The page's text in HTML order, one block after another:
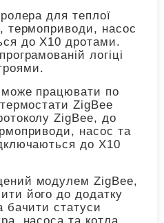
для теплої
термоприводи, насос
до Х10 дротами.
логіці
працювати по
ZigBee
ZigBee, до
насос та
до Х10
модулем ZigBee,
його до додатку
бачити статуси